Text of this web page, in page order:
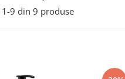
1-9 din 9 produse